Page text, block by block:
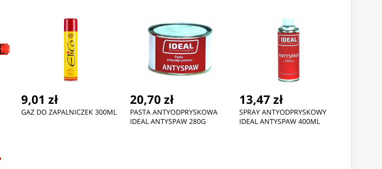
9,01 zł
GAZ DO ZAPALNICZEK 300ML
20,70 zł
PASTA ANTYODPRYSKOWA
IDEAL ANTYSPAW 280G
13,47 zł
SPRAY ANTYODPRYSKOWY
IDEAL ANTYSPAW 400ML